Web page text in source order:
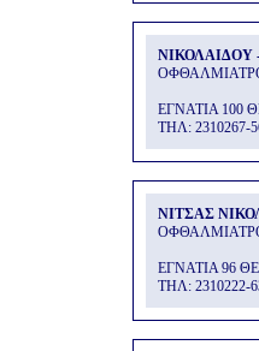
ΝΙΚΟΛΑΙΔΟΥ
ΕΓΝΑΤΙΑ 100
THΛ: 2310267-
ΝΙΤΣΑΣ
ΕΓΝΑΤΙΑ 96
THΛ: 2310222-